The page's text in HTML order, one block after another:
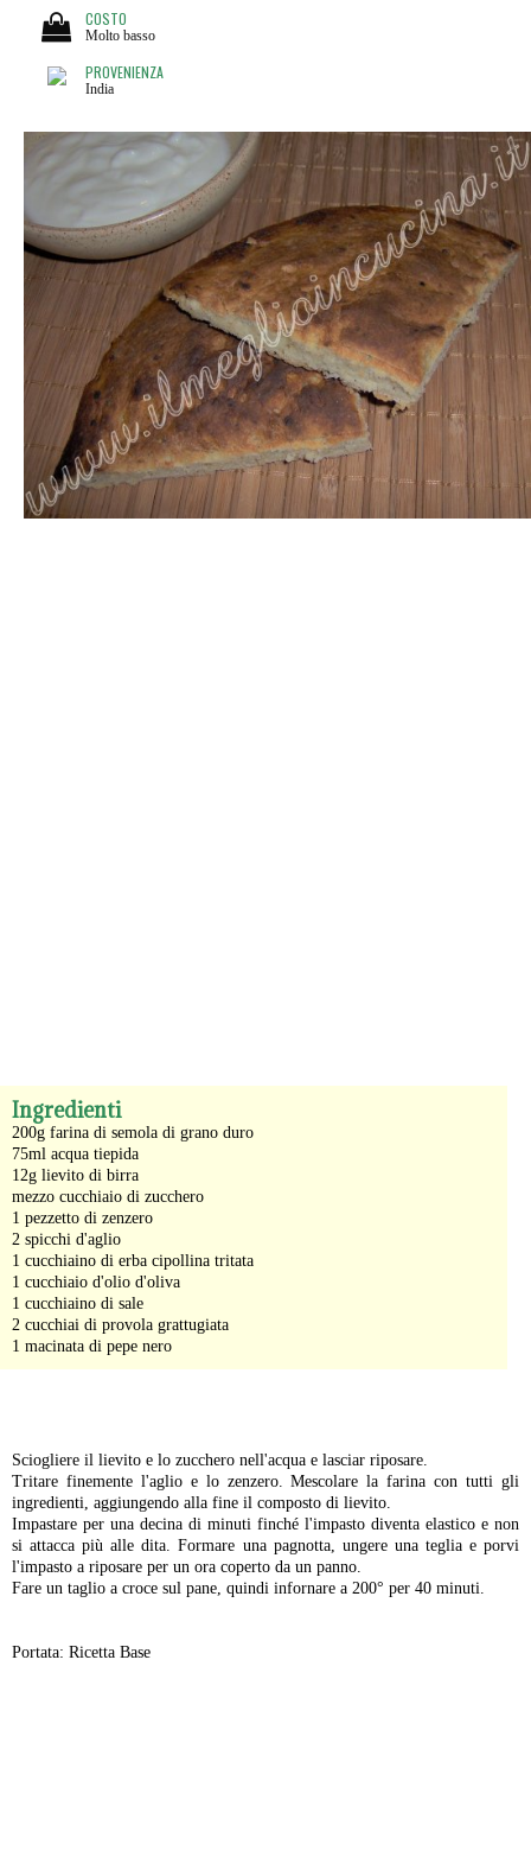
COSTO
Molto basso
PROVENIENZA
India
Ingredienti
200g farina di semola di grano duro
75ml acqua tiepida
12g lievito di birra
mezzo cucchiaio di zucchero
1 pezzetto di zenzero
2 spicchi d'aglio
1 cucchiaino di erba cipollina tritata
1 cucchiaio d'olio d'oliva
1 cucchiaino di sale
2 cucchiai di provola grattugiata
1 macinata di pepe nero
Sciogliere il lievito e lo zucchero nell'acqua e lasciar riposare.
Tritare finemente l'aglio e lo zenzero. Mescolare la farina con tutti gli
ingredienti, aggiungendo alla fine il composto di lievito.
Impastare per una decina di minuti finché l'impasto diventa elastico e non
si attacca più alle dita. Formare una pagnotta, ungere una teglia e porvi
l'impasto a riposare per un ora coperto da un panno.
Fare un taglio a croce sul pane, quindi infornare a 200° per 40 minuti.
Portata: Ricetta Base